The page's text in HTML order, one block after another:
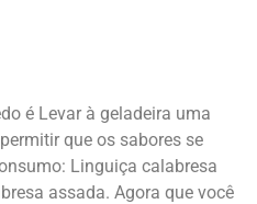
é Levar à geladeira uma
que os sabores se
Linguiça calabresa
assada. Agora que você